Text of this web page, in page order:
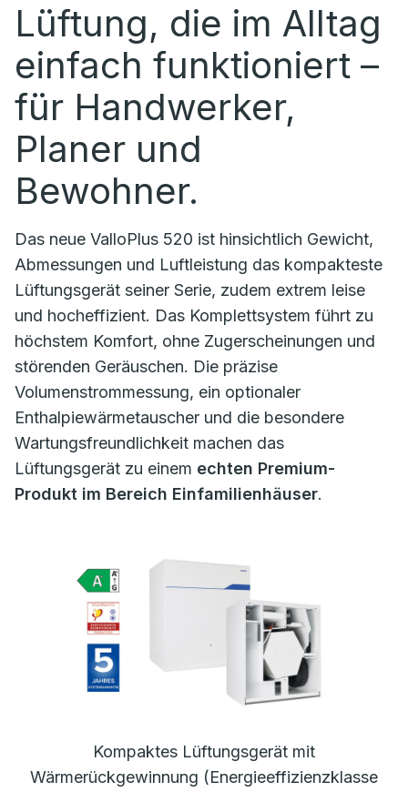
Lüftung, die im Alltag
einfach funktioniert –
für Handwerker,
Planer und
Bewohner.
Das neue ValloPlus 520 ist hinsichtlich Gewicht,
Abmessungen und Luftleistung das kompakteste
Lüftungsgerät seiner Serie, zudem extrem leise
und hocheffizient. Das Komplettsystem führt zu
höchstem Komfort, ohne Zugerscheinungen und
störenden Geräuschen. Die präzise
Volumenstrommessung, ein optionaler
Enthalpiewärmetauscher und die besondere
Wartungsfreundlichkeit machen das
Lüftungsgerät zu einem echten Premium-
Produkt im Bereich Einfamilienhäuser.
Kompaktes Lüftungsgerät mit
Wärmerückgewinnung (Energieeffizienzklasse